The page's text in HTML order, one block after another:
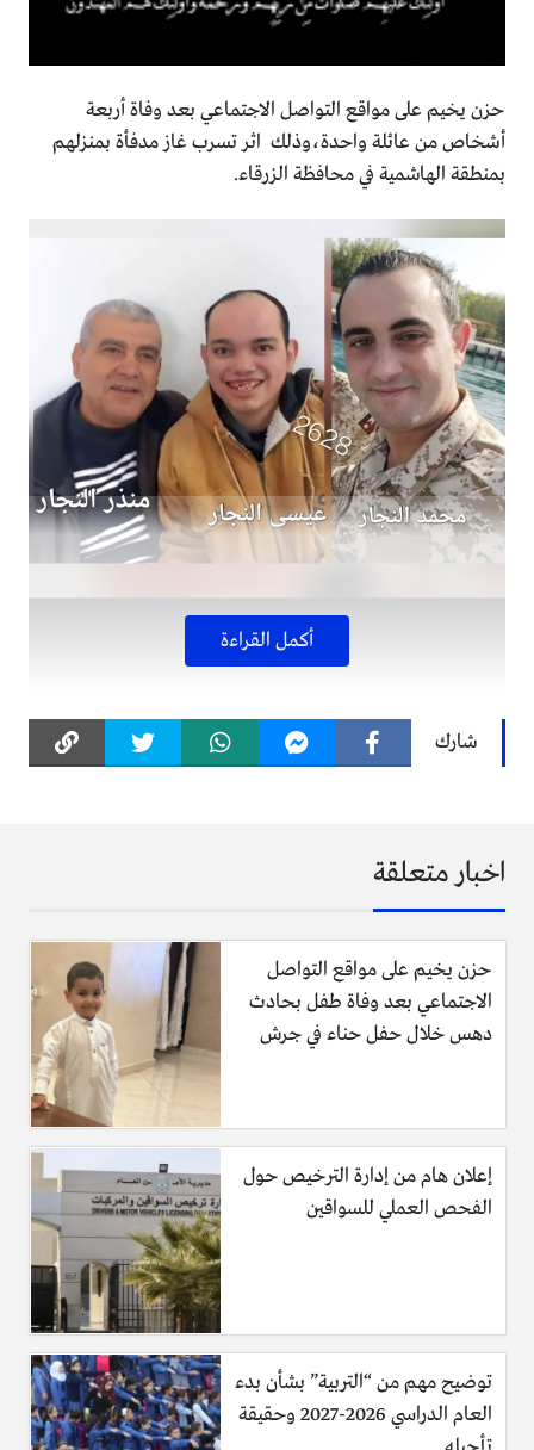
حزن يخيم على مواقع التواصل الاجتماعي بعد وفاة أربعة
أشخاص من عائلة واحدة،وذلك اثر تسرب غاز مدفأة بمنزلهم
بمنطقة الهاشمية في محافظة الزرقاء.
وزوجته ام محمد النجار
كما ونعى العديد من رواد مواقع التواصل الاجتماعي المتوفين
سائلين الله عز وجل أن يتغمدهم بواسع رحمته ويسكنهم فسيح
جناته ويلهم أهلهم وذويهم الصبر والسلوان وانا لله وانا اليه
أكمل القراءة
شارك
اخبار متعلقة
حزن يخيم على مواقع التواصل
الاجتماعي بعد وفاة طفل بحادث
دهس خلال حفل حناء في جرش
إعلان هام من إدارة الترخيص حول
الفحص العملي للسواقين
توضيح مهم من “التربية” بشأن بدء
العام الدراسي 2026-2027 وحقيقة